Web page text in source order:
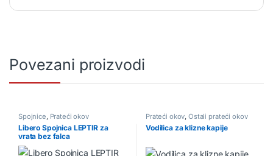
Povezani proizvodi
Spojnice, Prateći okov
Libero Spojnica LEPTIR za
vrata bez falca
Prateći okov,Ostali prateći okov
Vodilica za klizne kapije